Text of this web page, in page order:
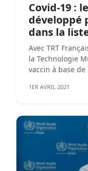
Covid-19 :
développé
dans la
Avec TRT
la Technologie
vaccin à base
1ER AVRIL 2021